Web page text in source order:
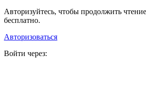
Авторизуйтесь, чтобы продолжить
бесплатно.
Авторизоваться
Войти через: